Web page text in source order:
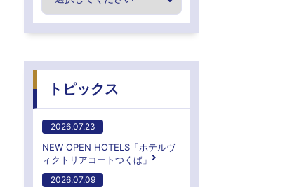
トピックス
2026.07.23
NEW OPEN HOTELS「ホテルヴ
ィクトリアコートつくば」
2026.07.09